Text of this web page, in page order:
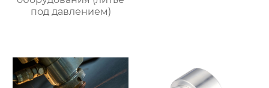
под давлением)